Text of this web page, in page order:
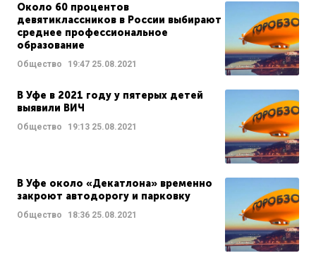
Около 60 процентов
девятиклассников в России выбирают
среднее профессиональное
образование
Общество 19:47 25.08.2021
В Уфе в 2021 году у пятерых детей
выявили ВИЧ
Общество 19:13 25.08.2021
В Уфе около «Декатлона» временно
закроют автодорогу и парковку
Общество 18:36 25.08.2021